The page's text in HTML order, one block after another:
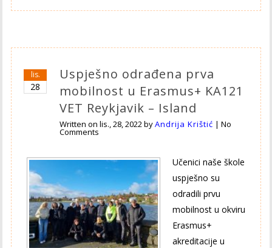
lis.
28
Uspješno odrađena prva
mobilnost u Erasmus+ KA121
VET Reykjavik – Island
Written onlis., 28, 2022byAndrija Krištić |No
Comments
Učenici naše škole
uspješno su
odradili prvu
mobilnost u okviru
Erasmus+
akreditacije u